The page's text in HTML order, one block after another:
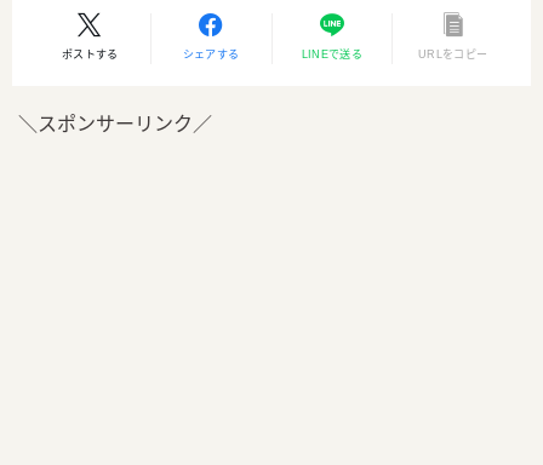
ポストする シェアする LINEで送る URLをコピー
＼スポンサーリンク／